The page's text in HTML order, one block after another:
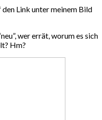
Link unter meinem Bild
wer errät, worum es sich
Hm?